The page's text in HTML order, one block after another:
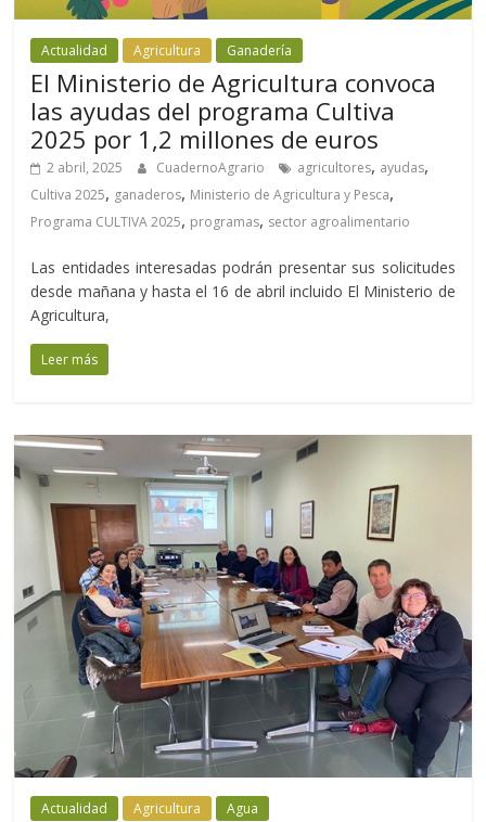
Actualidad Agricultura Ganadería
El Ministerio de Agricultura convoca
las ayudas del programa Cultiva
2025 por 1,2 millones de euros
2 abril, 2025 CuadernoAgrario agricultores, ayudas,
Cultiva 2025, ganaderos, Ministerio de Agricultura y Pesca,
Programa CULTIVA 2025, programas, sector agroalimentario
Las entidades interesadas podrán presentar sus solicitudes
desde mañana y hasta el 16 de abril incluido El Ministerio de
Agricultura,
Leer más
Actualidad Agricultura Agua